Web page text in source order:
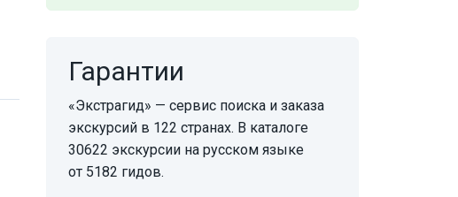
Гарантии
«Экстрагид» — сервис поиска и заказа
экскурсий в 122 странах. В каталоге
30622 экскурсии на русском языке
от 5182 гидов.